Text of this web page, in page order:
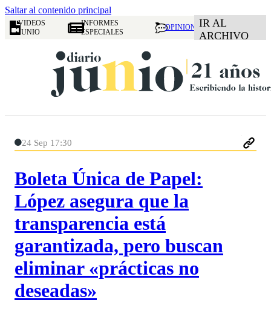
Saltar al contenido principal
VIDEOS
JUNIO
INFORMES
ESPECIALES
OPINION IR AL
ARCHIVO
24 Sep 17:30
Boleta Única de Papel:
López asegura que la
transparencia está
garantizada, pero buscan
eliminar «prácticas no
deseadas»